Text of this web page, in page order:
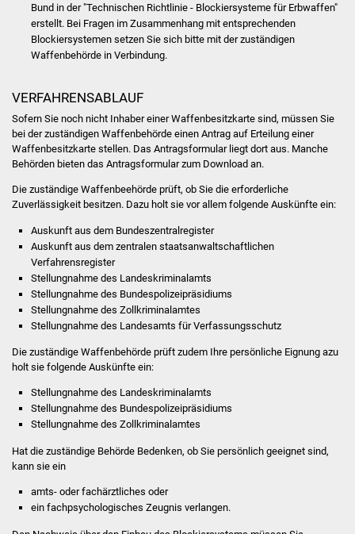
Fachteam Jugend
Stadtwerke
Suenergie
NETZMonitor
Pflege von Angehörigen
Hitzewarnung / UV-
Index
ÖPNV
Bürgerbus (MOBS)
Kultur & Freizeit
Bund in der "Technischen Richtlinie - Blockiersysteme für Erbwaffen"
erstellt. Bei Fragen im Zusammenhang mit entsprechenden
Blockiersystemen setzen Sie sich bitte mit der zuständigen
Waffenbehörde in Verbindung.
VERFAHRENSABLAUF
Sofern Sie noch nicht Inhaber einer Waffenbesitzkarte sind, müssen Sie
bei der zuständigen Waffenbehörde einen Antrag auf Erteilung einer
Waffenbesitzkarte stellen. Das Antragsformular liegt dort aus. Manche
Behörden bieten das Antragsformular zum Download an.
Die zuständige Waffenbeehörde prüft, ob Sie die erforderliche
Zuverlässigkeit besitzen. Dazu holt sie vor allem folgende Auskünfte ein:
Auskunft aus dem Bundeszentralregister
Auskunft aus dem zentralen staatsanwaltschaftlichen
Verfahrensregister
Stellungnahme des Landeskriminalamts
Stellungnahme des Bundespolizeipräsidiums
Stellungnahme des Zollkriminalamtes
Stellungnahme des Landesamts für Verfassungsschutz
Die zuständige Waffenbehörde prüft zudem Ihre persönliche Eignung azu
holt sie folgende Auskünfte ein:
Stellungnahme des Landeskriminalamts
Stellungnahme des Bundespolizeipräsidiums
Stellungnahme des Zollkriminalamtes
Hat die zuständige Behörde Bedenken, ob Sie persönlich geeignet sind,
kann sie ein
amts- oder fachärztliches oder
ein fachpsychologisches Zeugnis verlangen.